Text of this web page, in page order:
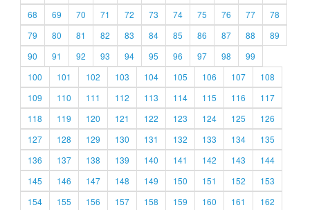
68
69 70 71 72 73 74 75 76 77
78
79
80 81 82 83 84 85 86 87 88
89
90
91 92 93 94 95 96 97 98
99
100
101 102 103 104 105 106 107
108
109
110 111 112 113 114 115 116
117
118
119 120 121 122 123 124 125
126
127
128 129 130 131 132 133 134
135
136
137 138 139 140 141 142 143
144
145
146 147 148 149 150 151 152
153
154
155 156 157 158 159 160 161
162